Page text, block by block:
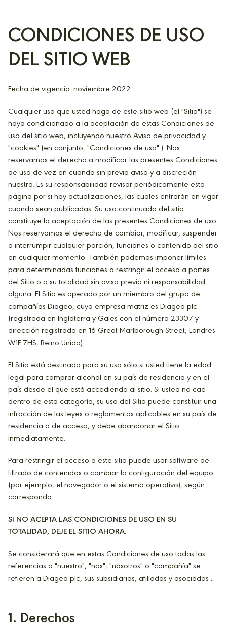
CONDICIONES DE USO
DEL SITIO WEB
Fecha de vigencia: noviembre 2022
Cualquier uso que usted haga de este sitio web (el "Sitio") se
haya condicionado a la aceptación de estas Condiciones de
uso del sitio web, incluyendo nuestro Aviso de privacidad y
"cookies" (en conjunto, "Condiciones de uso" ). Nos
reservamos el derecho a modificar las presentes Condiciones
de uso de vez en cuando sin previo aviso y a discreción
nuestra. Es su responsabilidad revisar periódicamente esta
página por si hay actualizaciones, las cuales entrarán en vigor
cuando sean publicadas. Su uso continuado del sitio
constituye la aceptación de las presentes Condiciones de uso.
Nos reservamos el derecho de cambiar, modificar, suspender
o interrumpir cualquier porción, funciones o contenido del sitio
en cualquier momento. También podemos imponer límites
para determinadas funciones o restringir el acceso a partes
del Sitio o a su totalidad sin aviso previo ni responsabilidad
alguna. El Sitio es operado por un miembro del grupo de
compañías Diageo, cuya empresa matriz es Diageo plc
(registrada en Inglaterra y Gales con el número 23307 y
dirección registrada en 16 Great Marlborough Street, Londres
W1F 7HS, Reino Unido).
El Sitio está destinado para su uso sólo si usted tiene la edad
legal para comprar alcohol en su país de residencia y en el
país desde el que está accediendo al sitio. Si usted no cae
dentro de esta categoría, su uso del Sitio puede constituir una
infracción de las leyes o reglamentos aplicables en su país de
residencia o de acceso, y debe abandonar el Sitio
inmediatamente.
Para restringir el acceso a este sitio puede usar software de
filtrado de contenidos o cambiar la configuración del equipo
(por ejemplo, el navegador o el sistema operativo), según
corresponda.
SI NO ACEPTA LAS CONDICIONES DE USO EN SU
TOTALIDAD, DEJE EL SITIO AHORA.
Se considerará que en estas Condiciones de uso todas las
referencias a "nuestro", "nos", "nosotros" o "compañía" se
refieren a Diageo plc, sus subsidiarias, afiliados y asociados .
1. Derechos